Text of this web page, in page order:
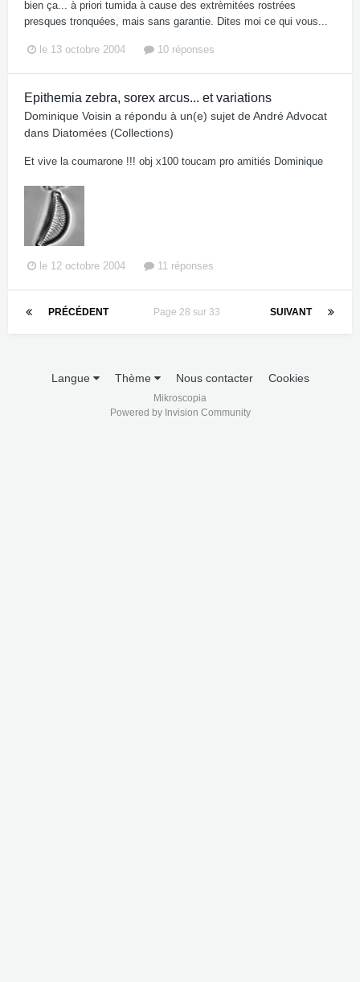
bien ça... à priori tumida à cause des extrèmitées rostrées
presques tronquées, mais sans garantie. Dites moi ce qui vous...
le 13 octobre 2004 10 réponses
Epithemia zebra, sorex arcus... et variations
Dominique Voisin a répondu à un(e) sujet deAndré Advocat
dans Diatomées (Collections)
Et vive la coumarone !!! obj x100 toucam pro amitiés Dominique
le 12 octobre 2004 11 réponses
PRÉCÉDENT SUIVANT
Page 28 sur 33
Langue Thème Nous contacter Cookies
Mikroscopia
Powered by Invision Community